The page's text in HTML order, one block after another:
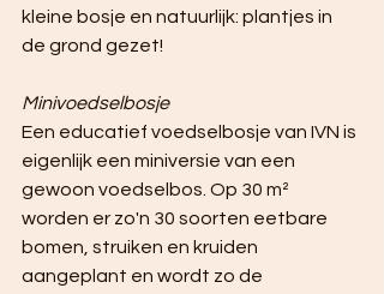
kleine bosje en natuurlijk: plantjes in
de grond gezet!
Minivoedselbosje
Een educatief voedselbosje van IVN is
eigenlijk een miniversie van een
gewoon voedselbos. Op 30 m²
worden er zo'n 30 soorten eetbare
bomen, struiken en kruiden
aangeplant en wordt zo de